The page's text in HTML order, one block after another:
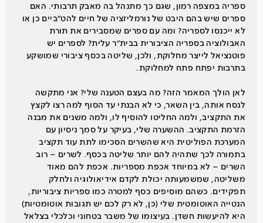
ספריה במצפה רמון, שגם כך מתנהל בה מאבק תרבותי. האם
ספרים שיש בהם היבט של נורמליזציה של חיים להט״ביים כן או
לא ייכנסו לספריה? ומה עם ספרים שמסבירים את תורת
האבולוציה בספריה הציבורית בבית״ר עלית? לספרים יש
פוטנציאל לייצר מחלוקת, ולכן, שליטה בכסף ציבורי שמושקע
בתרבות יפתח פתח למחלוקת.
לאן הולך המאמר הזה? מה בעצם הטענה שלי? אני מתקשה
לנסח אותה, בין השאר, כי לא הבנתי עד הסוף למה רצו לקצץ
את התקציב, ולמה החליטו להוסיף לו, ולמה משנים את מבנה
הזרמת התקציב. ההשערה שלי, בעיקר על סמך ניסיון עם
המערכת הפוליטית היא שהשרים הסכימו לתת עוד תקציב
בתמורה לכך שתהיה להם יותר שליטה בכסף. לשרים – רוב
השרים – לא במיוחד אכפת מספריות. אכפת להם מאוד
משליטה, שמשמעותה יכולת לקדם אידיאולוגיה ולחלק
תפקידים. כשהם מוסיפים כסף למטרה כמו ספריות ציבוריות,
הנטייה האוטומטית שלי (כן, לא רק לכם יש תגובות אוטומטיות)
היא להיעשות חשדן. בעיצומו של משבר בטחוני וכלכלי בצלאל